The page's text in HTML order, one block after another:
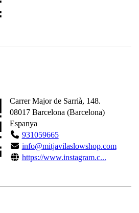
Carrer Major de Sarrià, 148.
08017 Barcelona (Barcelona)
Espanya
931059665
info@mitjavilaslowshop.com
https://www.instagram.c...